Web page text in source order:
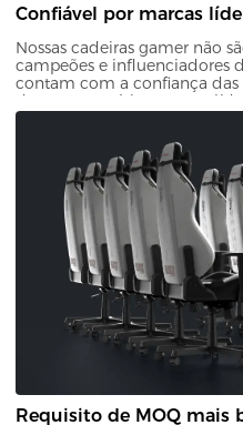
Confiável por marcas
Nossas cadeiras gamer não
campeões e influenciadores
contam com a confiança
de e-sports. Várias marcas
nossas cadeiras por sua
Requisito de MOQ mais